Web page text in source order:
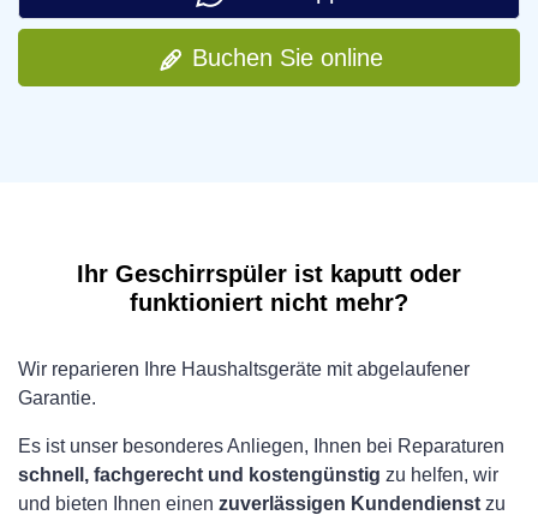
Buchen Sie online
Ihr Geschirrspüler ist kaputt oder
funktioniert nicht mehr?
Wir reparieren Ihre Haushaltsgeräte mit abgelaufener
Garantie.
Es ist unser besonderes Anliegen, Ihnen bei Reparaturen
schnell, fachgerecht und kostengünstig zu helfen, wir
und bieten Ihnen einen zuverlässigen Kundendienst zu